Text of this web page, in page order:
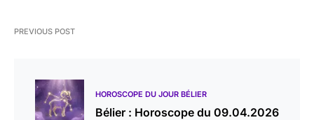
PREVIOUS POST
HOROSCOPE DU JOUR BÉLIER
Bélier : Horoscope du 09.04.2026